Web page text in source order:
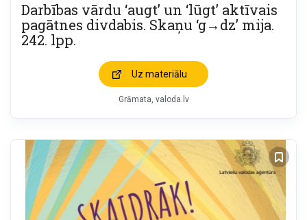
Darbības vārdu ‘augt’ un ‘lūgt’ aktīvais
pagātnes divdabis. Skaņu ‘g→dz’ mija.
242. lpp.
Uz materiālu
Grāmata valoda.lv